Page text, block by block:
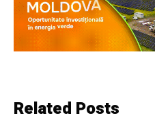
Related Posts